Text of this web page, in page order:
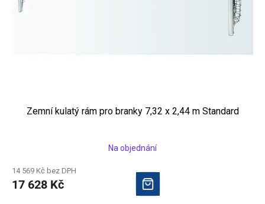
Zemní kulatý rám pro branky 7,32 x 2,44 m Standard
Na objednání
14 569 Kč bez DPH
17 628 Kč